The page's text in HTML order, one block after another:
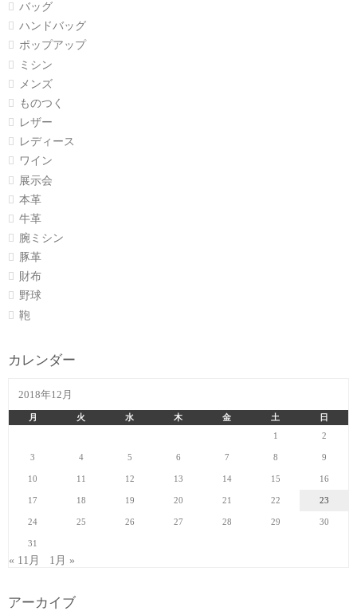
バッグ
ハンドバッグ
ポップアップ
ミシン
メンズ
ものつく
レザー
レディース
ワイン
展示会
本革
牛革
腕ミシン
豚革
財布
野球
鞄
カレンダー
2018年12月
月 火 水 木 金 土
日
1
2
3 4 5 6 7 8 9
10 11 12 13 14 15 16
17 18 19 20 21 22 23
24 25 26 27 28 29 30
31
« 11月 1月 »
アーカイブ